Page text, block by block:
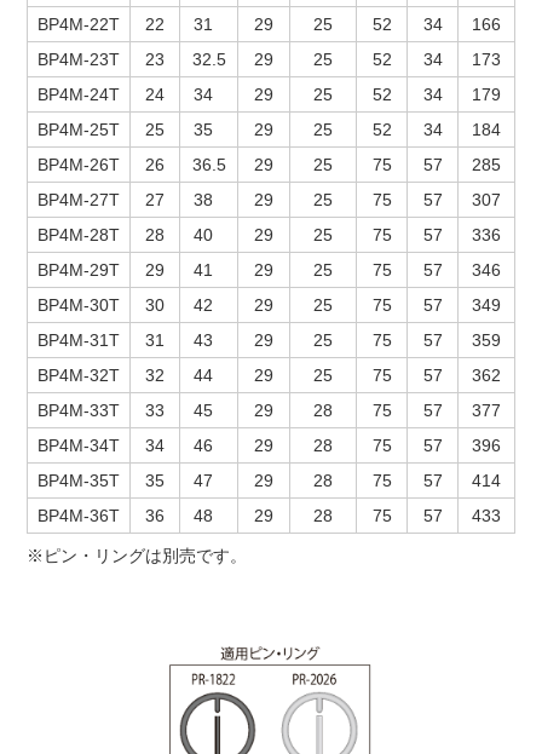
BP4M-22T 22 31 29 25 52 34
166
BP4M-23T
23 32.5 29 25 52 34
173
BP4M-24T
24 34 29 25 52 34
179
BP4M-25T
25 35 29 25 52 34
184
BP4M-26T
26 36.5 29 25 75 57
285
BP4M-27T
27 38 29 25 75 57
307
BP4M-28T
28 40 29 25 75 57
336
BP4M-29T
29 41 29 25 75 57
346
BP4M-30T
30 42 29 25 75 57
349
BP4M-31T
31 43 29 25 75 57
359
BP4M-32T
32 44 29 25 75 57
362
BP4M-33T
33 45 29 28 75 57
377
BP4M-34T
34 46 29 28 75 57
396
BP4M-35T
35 47 29 28 75 57
414
BP4M-36T
36 48 29 28 75 57 433
※ピン・リングは別売です。